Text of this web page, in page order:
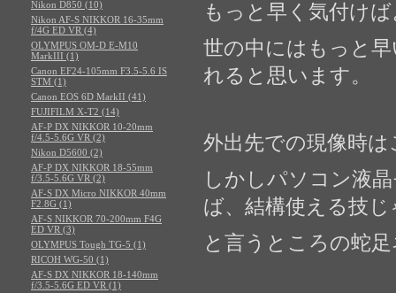
もっと早く気付け
世の中にはもっと
れると思います。
外出先での現像時
しかしパソコン液
ば、結構使える技
と言うところの蛇
Nikon D850 (10)
Nikon AF-S NIKKOR 16-35mm
f/4G ED VR (4)
OLYMPUS OM-D E-M10
MarkIII (1)
Canon EF24-105mm F3.5-5.6 IS
STM (1)
Canon EOS 6D MarkII (41)
FUJIFILM X-T2 (14)
AF-P DX NIKKOR 10-20mm
f/4.5-5.6G VR (2)
Nikon D5600 (2)
AF-P DX NIKKOR 18-55mm
f/3.5-5.6G VR (2)
AF-S DX Micro NIKKOR 40mm
F2.8G (1)
AF-S NIKKOR 70-200mm F4G
ED VR (3)
OLYMPUS Tough TG-5 (1)
RICOH WG-50 (1)
AF-S DX NIKKOR 18-140mm
f/3.5-5.6G ED VR (1)